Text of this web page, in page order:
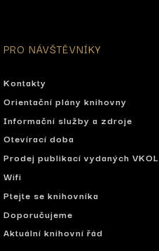
PRO NÁVŠTĚVNÍKY
Kontakty
Orientační plány knihovny
Informační služby a zdroje
Otevírací doba
Prodej publikací vydaných VKOL
Wifi
Ptejte se knihovníka
Doporučujeme
Aktuální knihovní řád